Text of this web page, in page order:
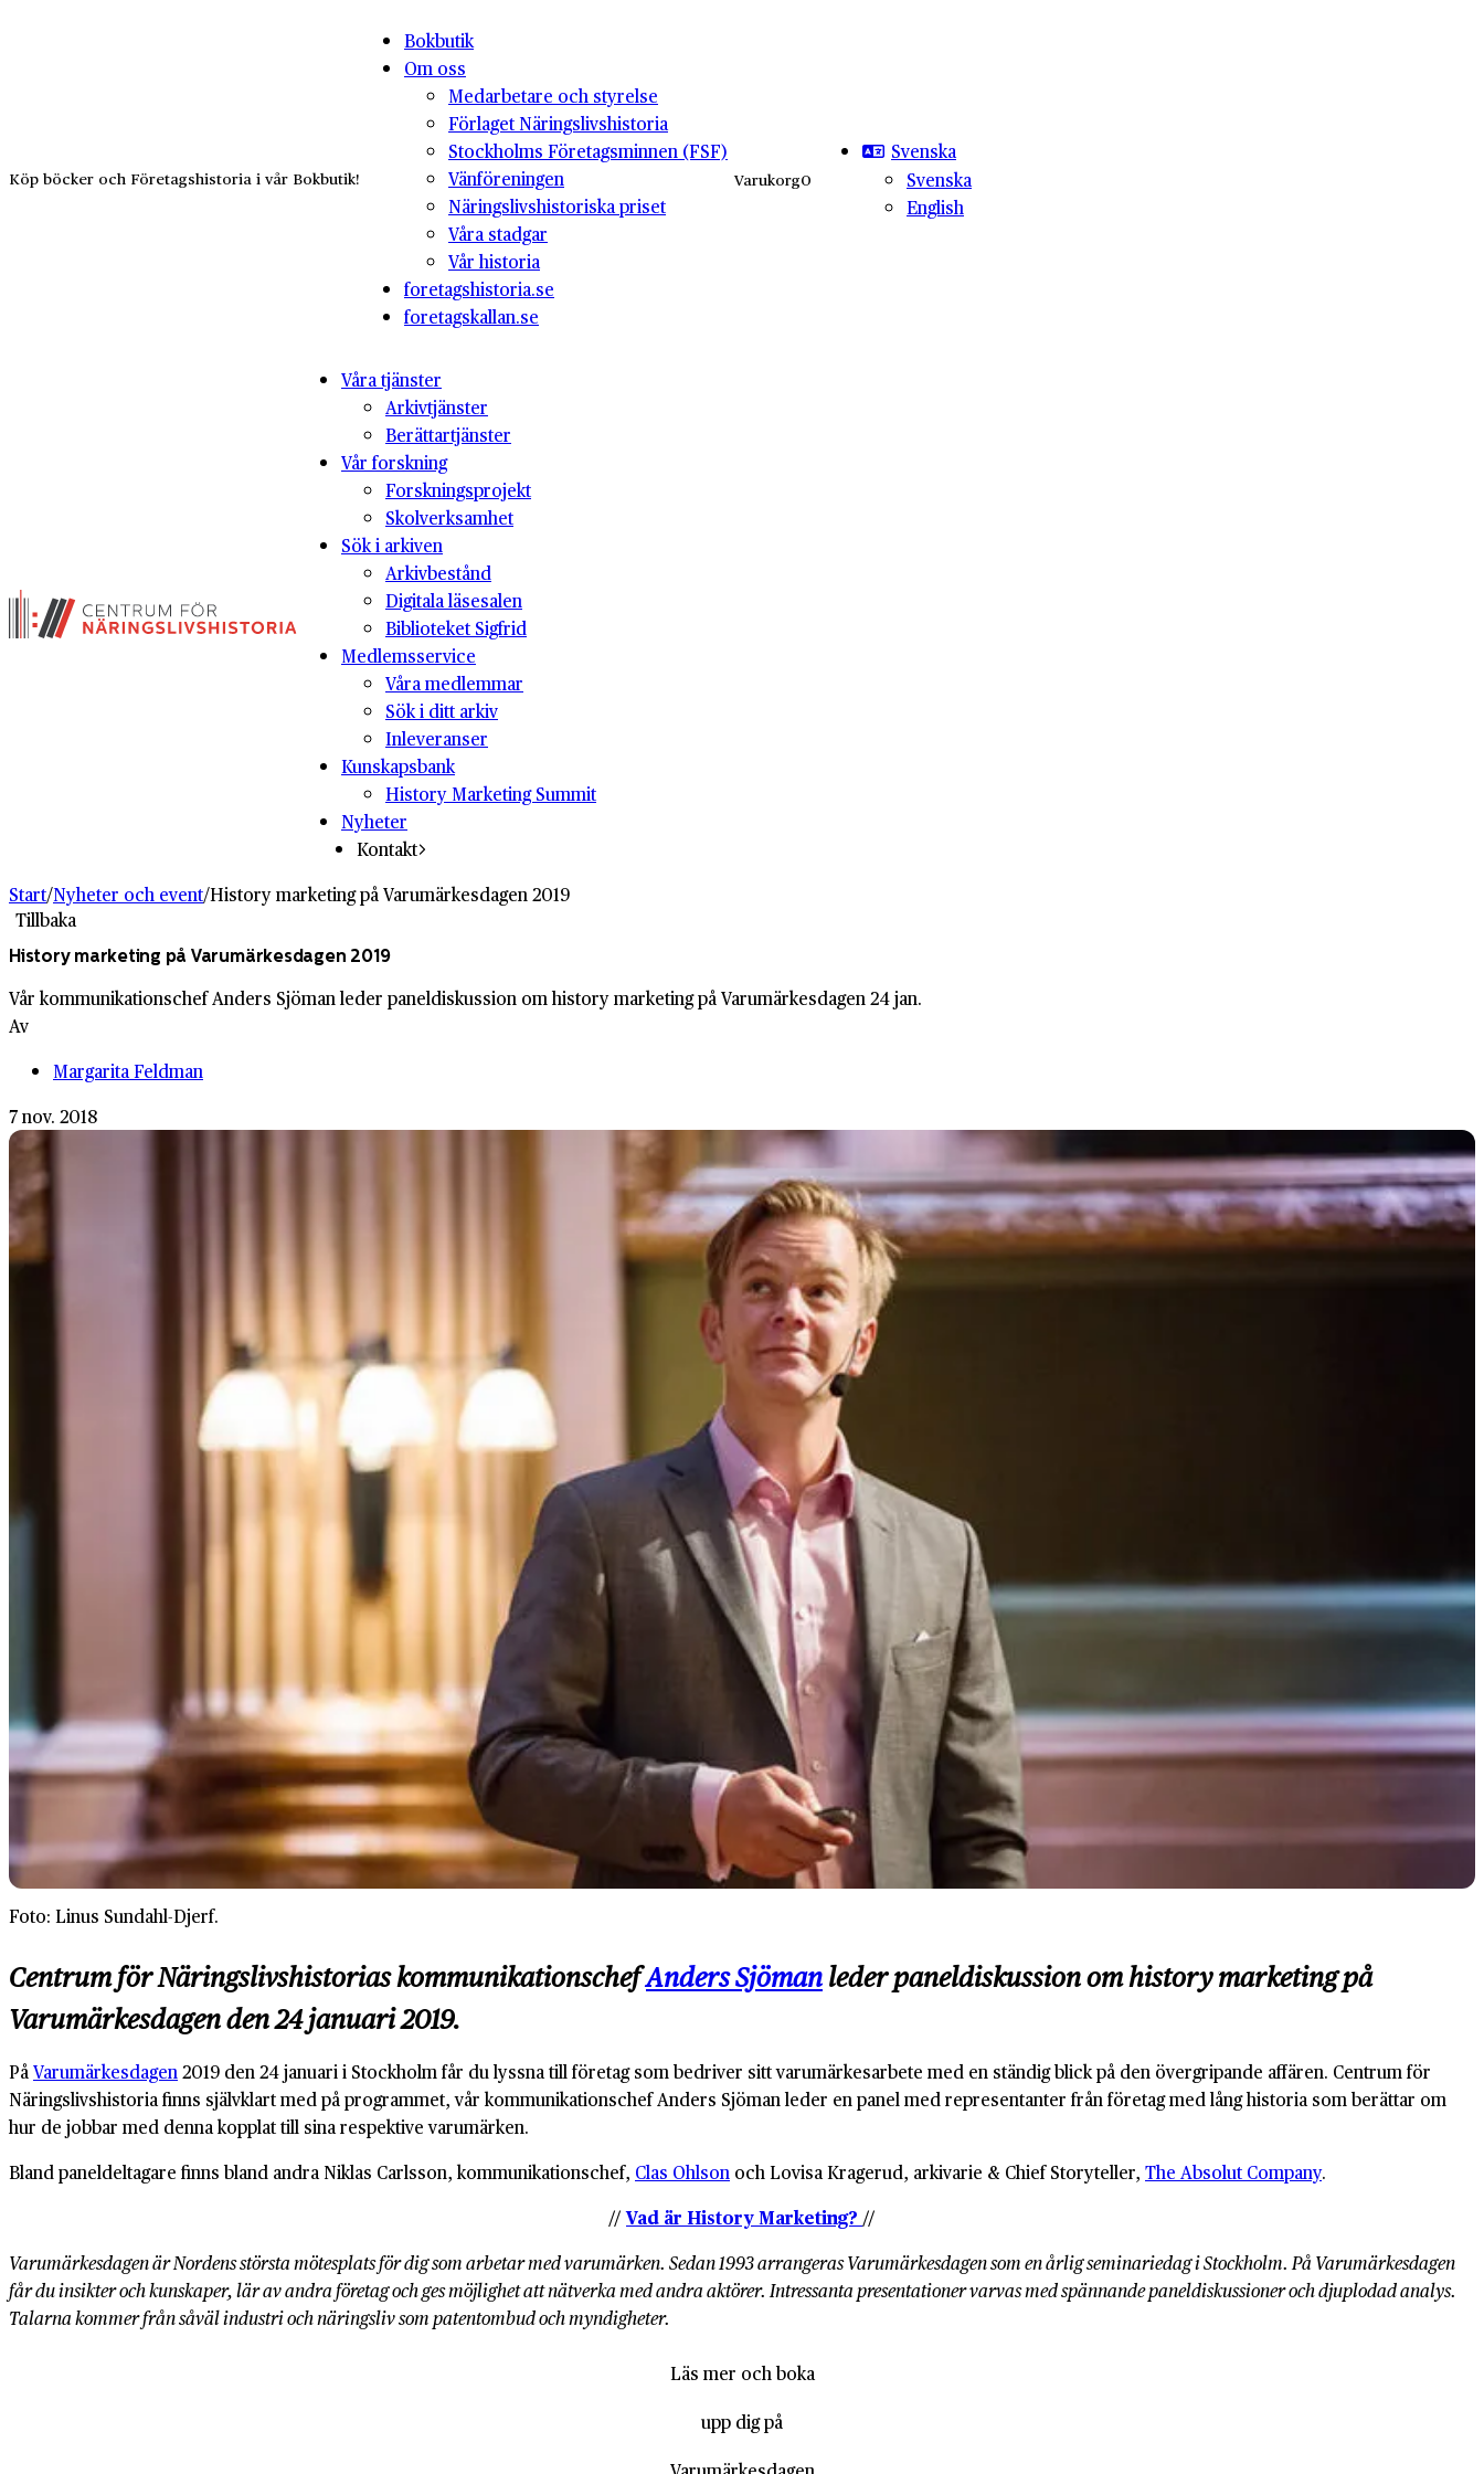
Köp böcker och Företagshistoria i vår Bokbutik!
Bokbutik
Om oss
Medarbetare och styrelse
Förlaget Näringslivshistoria
Stockholms Företagsminnen (FSF)
Vänföreningen
Näringslivshistoriska priset
Våra stadgar
Vår historia
foretagshistoria.se
foretagskallan.se
Varukorg0
Svenska
Svenska
English
Våra tjänster
Arkivtjänster
Berättartjänster
Vår forskning
Forskningsprojekt
Skolverksamhet
Sök i arkiven
Arkivbestånd
Digitala läsesalen
Biblioteket Sigfrid
Medlemsservice
Våra medlemmar
Sök i ditt arkiv
Inleveranser
Kunskapsbank
History Marketing Summit
Nyheter
Kontakt
Start/Nyheter och event/History marketing på Varu­märkes­dagen 2019
Tillbaka
History marketing på Varu­märkes­dagen 2019
Vår kommunikationschef Anders Sjöman leder paneldiskussion om history marke­ting på Varumärkesdagen 24 jan.
Av
Margarita Feldman
7 nov. 2018
Foto: Linus Sundahl-Djerf.
Centrum för Näringslivshistorias kommunikationschefAnders Sjömanleder paneldiskussion om history marketing på
Varumärkesdagen den 24 januari 2019.
PåVarumärkesdagen2019 den 24 januari i Stockholm får du lyssna till företag som bedriver sitt varumärkesarbete med en ständig blick på den övergripande affären. Centrum för
Näringslivshistoria finns självklart med på programmet, vår kommunikationschef Anders Sjöman leder en panel med representanter från företag med lång historia som berättar om
hur de jobbar med denna kopplat till sina respektive varumärken.
Bland paneldeltagare finns bland andra Niklas Carlsson, kommunikationschef, Clas Ohlson och Lovisa Kragerud, arkivarie & Chief Storyteller, The Absolut Company.
// Vad är History Marketing? //
Varumärkesdagen är Nordens största mötesplats för dig som arbetar med varumärken. Sedan 1993 arrangeras Varumärkesdagen som en årlig seminariedag i Stockholm. På Varumärkesdagen
får du insikter och kunskaper, lär av andra företag och ges möjlighet att nätverka med andra aktörer. Intressanta presentationer varvas med spännande paneldiskussioner och djuplodad analys.
Talarna kommer från såväl industri och näringsliv som patentombud och myndigheter.
Läs mer och boka
upp dig på